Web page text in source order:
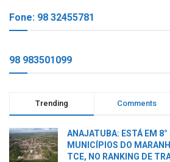
Fone: 98 32455781
98 983501099
Trending Comments
ANAJATUBA: ESTÁ EM
MUNICÍPIOS DO
TCE, NO RANKING DE